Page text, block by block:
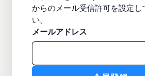
からのメール受信許可を設定し
い。
メールアドレス